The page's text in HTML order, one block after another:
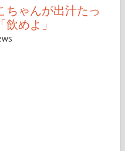
ちゃんが出汁たっ
めよ」